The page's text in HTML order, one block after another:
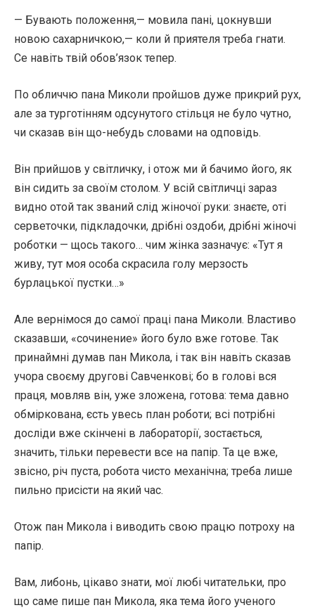
— Бувають положення,— мовила пані, цокнувши
новою сахарничкою,— коли й приятеля треба гнати.
Се навіть твій обов’язок тепер.
По обличчю пана Миколи пройшов дуже прикрий рух,
але за турготінням одсунутого стільця не було чутно,
чи сказав він що-небудь словами на одповідь.
Він прийшов у світличку, і отож ми й бачимо його, як
він сидить за своїм столом. У всій світличці зараз
видно отой так званий слід жіночої руки: знаєте, оті
серветочки, підкладочки, дрібні оздоби, дрібні жіночі
роботки — щось такого… чим жінка зазначує: «Тут я
живу, тут моя особа скрасила голу мерзость
бурлацької пустки…»
Але вернімося до самої праці пана Миколи. Властиво
сказавши, «сочинение» його було вже готове. Так
принаймні думав пан Микола, і так він навіть сказав
учора своєму другові Савченкові; бо в голові вся
праця, мовляв він, уже зложена, готова: тема давно
обміркована, єсть увесь план роботи; всі потрібні
досліди вже скінчені в лабораторії, зостається,
значить, тільки перевести все на папір. Та це вже,
звісно, річ пуста, робота чисто механічна; треба лише
пильно присісти на який час.
Отож пан Микола і виводить свою працю потроху на
папір.
Вам, либонь, цікаво знати, мої любі читательки, про
що саме пише пан Микола, яка тема його ученого